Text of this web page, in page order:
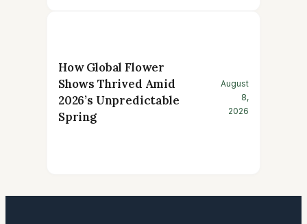
How Global Flower
Shows Thrived Amid
2026’s Unpredictable
Spring
August
8,
2026